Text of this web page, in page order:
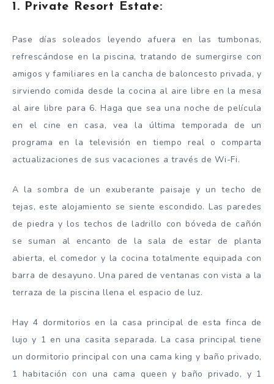
1. Private Resort Estate:
Pase días soleados leyendo afuera en las tumbonas,
refrescándose en la piscina, tratando de sumergirse con
amigos y familiares en la cancha de baloncesto privada, y
sirviendo comida desde la cocina al aire libre en la mesa
al aire libre para 6. Haga que sea una noche de película
en el cine en casa, vea la última temporada de un
programa en la televisión en tiempo real o comparta
actualizaciones de sus vacaciones a través de Wi-Fi.
A la sombra de un exuberante paisaje y un techo de
tejas, este alojamiento se siente escondido. Las paredes
de piedra y los techos de ladrillo con bóveda de cañón
se suman al encanto de la sala de estar de planta
abierta, el comedor y la cocina totalmente equipada con
barra de desayuno. Una pared de ventanas con vista a la
terraza de la piscina llena el espacio de luz.
Hay 4 dormitorios en la casa principal de esta finca de
lujo y 1 en una casita separada. La casa principal tiene
un dormitorio principal con una cama king y baño privado,
1 habitación con una cama queen y baño privado, y 1